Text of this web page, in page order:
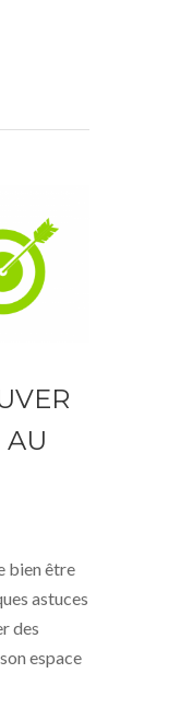
AU
bien être
astuces
des
espace